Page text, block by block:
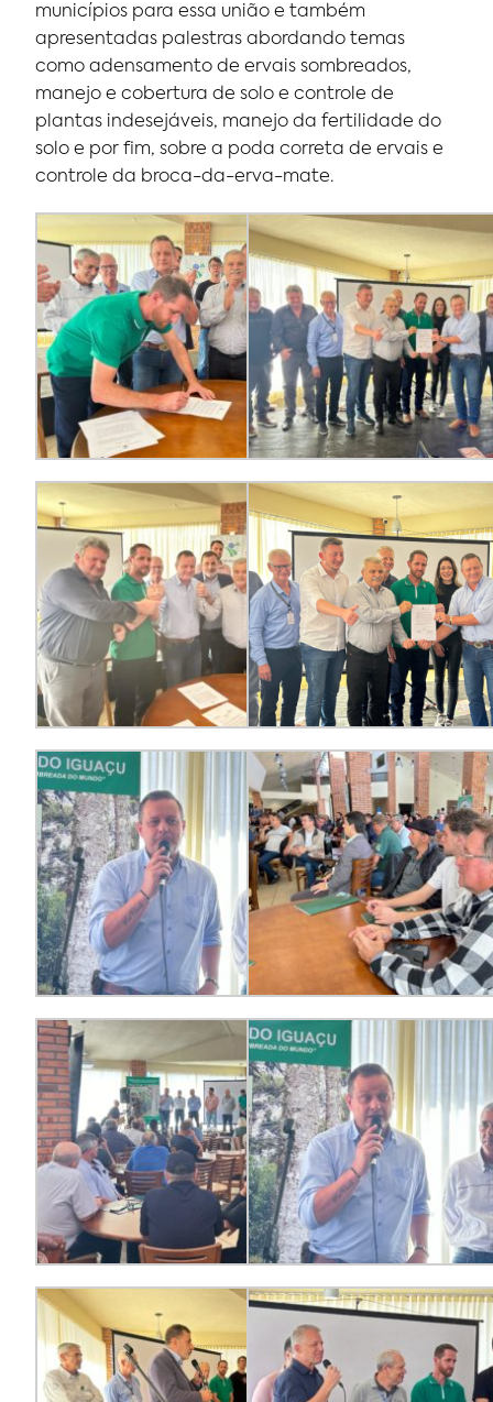
municípios para essa união e também
apresentadas palestras abordando temas
como adensamento de ervais sombreados,
manejo e cobertura de solo e controle de
plantas indesejáveis, manejo da fertilidade do
solo e por fim, sobre a poda correta de ervais e
controle da broca-da-erva-mate.